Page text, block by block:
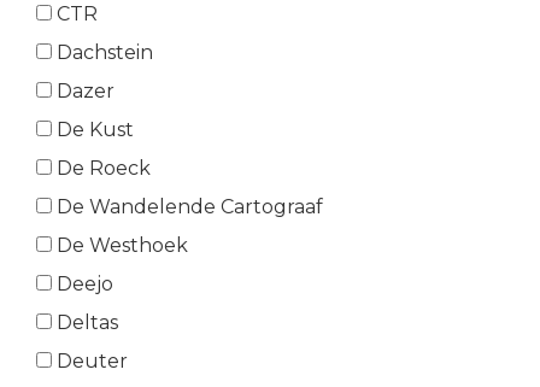
CTR
Dachstein
Dazer
De Kust
De Roeck
De Wandelende Cartograaf
De Westhoek
Deejo
Deltas
Deuter